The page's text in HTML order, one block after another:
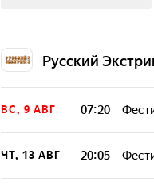
Русский
ВС, 9 АВГ 07:20
ЧТ, 13 АВГ 20:05